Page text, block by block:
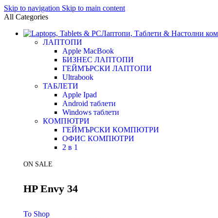
Skip to navigation Skip to main content
All Categories
Лаптопи, Таблети & Настолни
ЛАПТОПИ
Apple MacBook
БИЗНЕС ЛАПТОПИ
ГЕЙМЪРСКИ ЛАПТОПИ
Ultrabook
ТАБЛЕТИ
Apple Ipad
Android таблети
Windows таблети
КОМПЮТРИ
ГЕЙМЪРСКИ КОМПЮТРИ
ОФИС КОМПЮТРИ
2 в 1
ON SALE
HP Envy 34
To Shop